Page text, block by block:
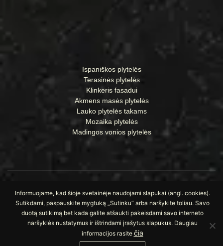
Ispaniškos plytelės
Terasinės plytelės
Klinkeris fasadui
Akmens masės plytelės
Lauko plytelės takams
Mozaika plytelės
Madingos vonios plytelės
© Visos teisės saugomos UAB „Apdailos namai“
Informuojame, kad šioje svetainėje naudojami slapukai (angl. cookies).
Sutikdami, paspauskite mygtuką „Sutinku“ arba naršykite toliau. Savo
duotą sutikimą bet kada galite atšaukti pakeisdami savo interneto
naršyklės nustatymus ir ištrindami įrašytus slapukus. Daugiau
informacijos rasite čia